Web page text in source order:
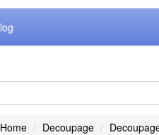
Home Decoupage